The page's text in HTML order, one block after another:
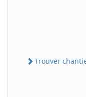
Trouver